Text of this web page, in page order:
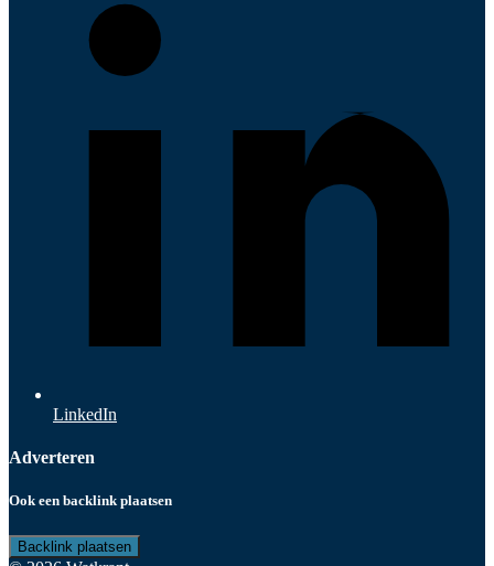
LinkedIn
Adverteren
Ook een backlink plaatsen
Backlink plaatsen